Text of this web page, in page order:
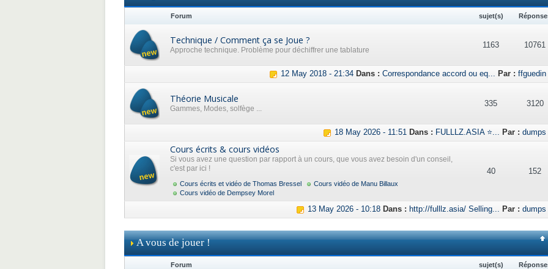
Forum sujet(s)
Technique / Comment ça se Joue ?
Approche technique. Problème pour déchiffrer une tablature
1163 10761
12 May 2018 - 21:34 Dans : Correspondance accord ou eq... Par : ffguedin
Théorie Musicale
Gammes, Modes, solfège ...
335 3120
18 May 2026 - 11:51 Dans : FULLLZ.ASIA ⭐... Par : dumps
Cours écrits & cours vidéos
Si vous avez une question par rapport à un cours, que vous avez besoin d'un conseil,
c'est par ici !
Cours écrits et vidéo de Thomas Bressel
Cours vidéo de Manu Billaux
Cours vidéo de Dempsey Morel
40 152
13 May 2026 - 10:18 Dans : http://fulllz.asia/ Selling... Par : dumps
A vous de jouer !
Forum sujet(s)